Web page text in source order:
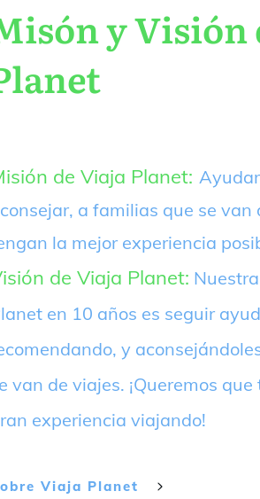
y Visión
de Viaja Planet:
a familias que se van
la mejor experiencia
de Viaja Planet:
en 10 años es seguir
y
van de viajes. ¡Queremos
experiencia viajando!
Viaja Planet